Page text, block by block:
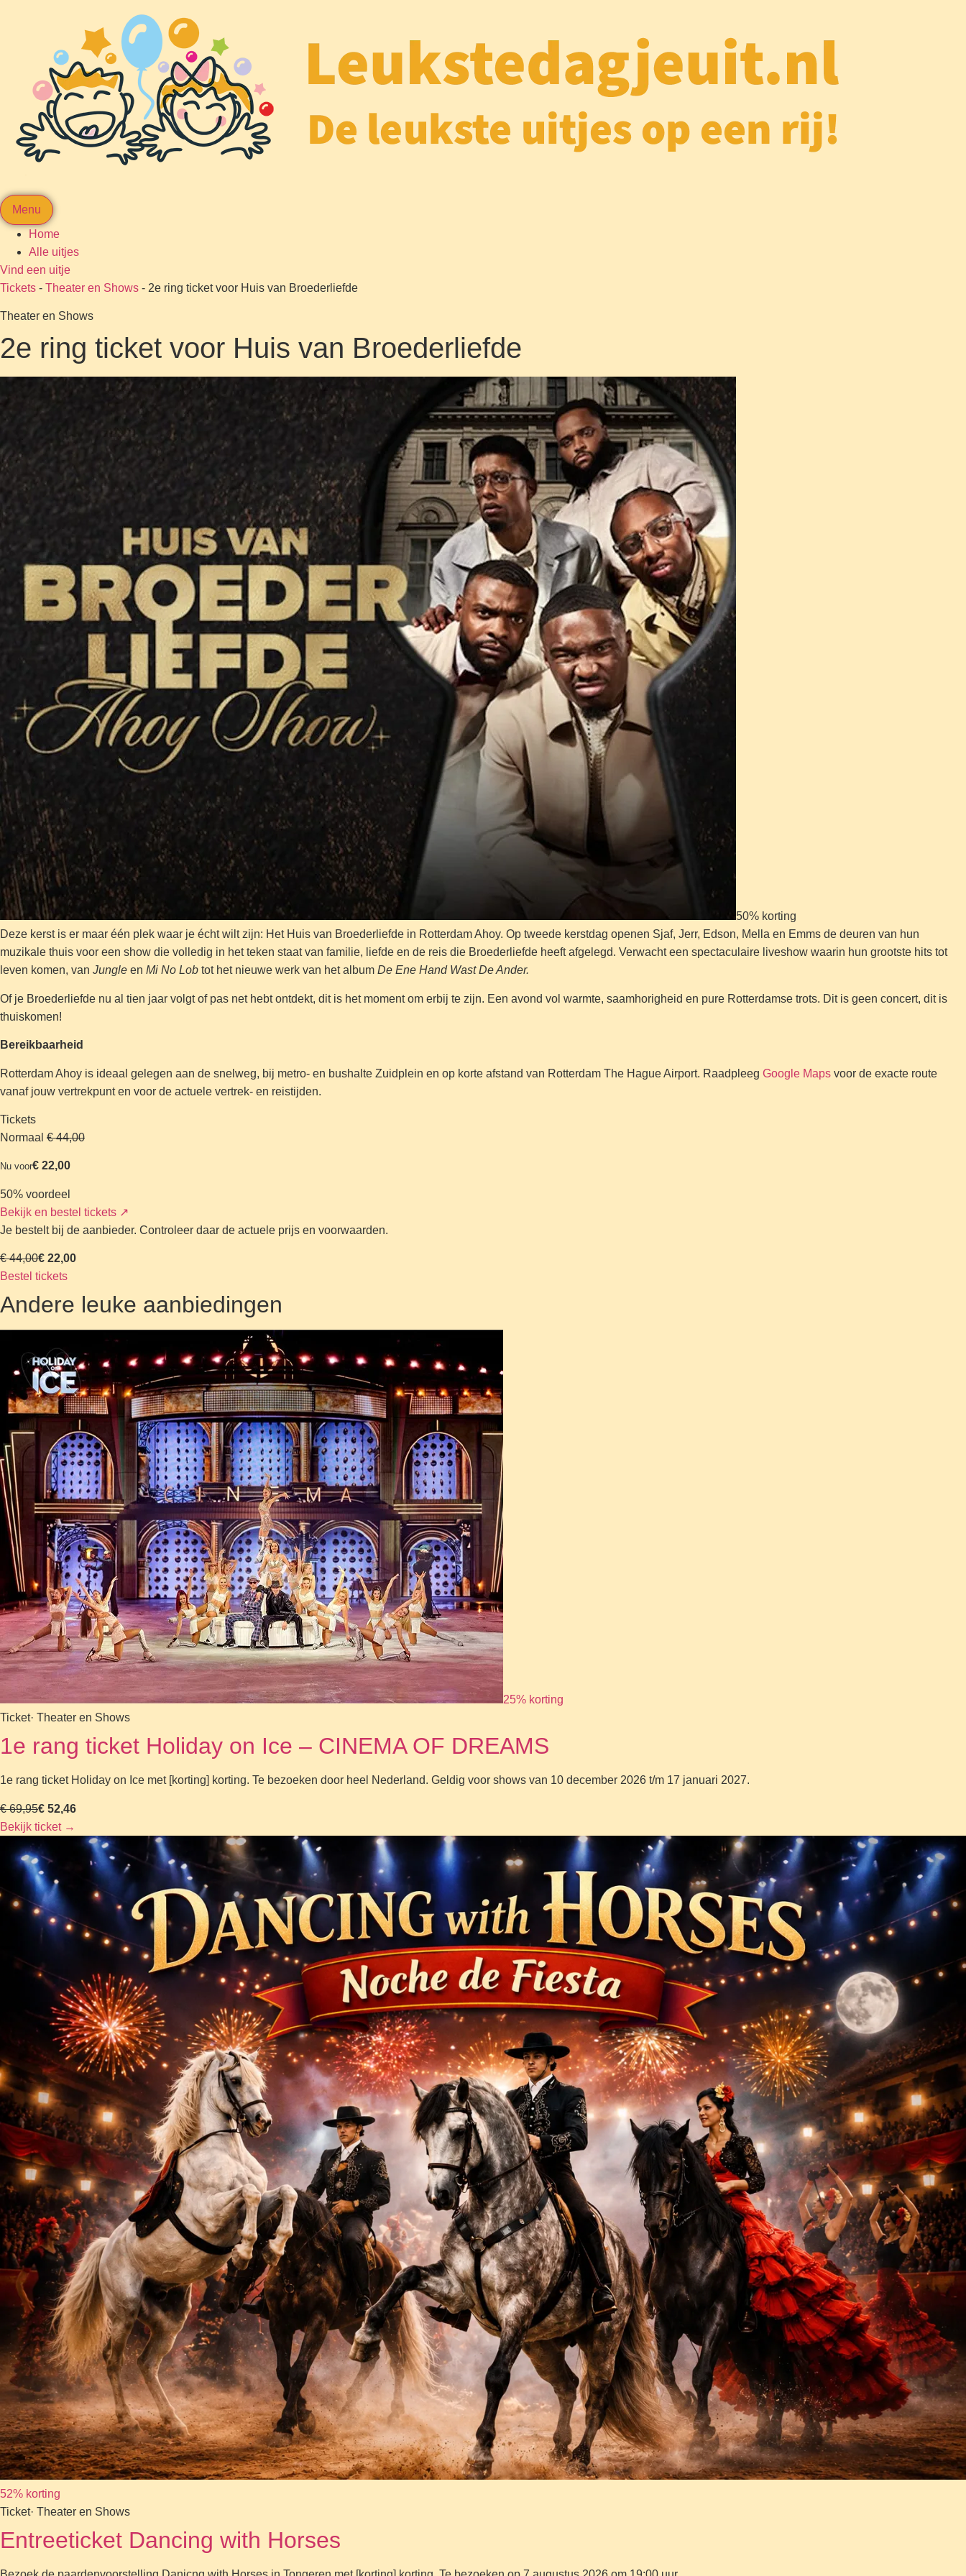
Menu
Home
Alle uitjes
Vind een uitje
Tickets - Theater en Shows - 2e ring ticket voor Huis van Broederliefde
Theater en Shows
2e ring ticket voor Huis van Broederliefde
50% korting
Deze kerst is er maar één plek waar je écht wilt zijn: Het Huis van Broederliefde in Rotterdam Ahoy. Op tweede kerstdag openen Sjaf, Jerr, Edson, Mella en Emms de deuren van hun
muzikale thuis voor een show die volledig in het teken staat van familie, liefde en de reis die Broederliefde heeft afgelegd. Verwacht een spectaculaire liveshow waarin hun grootste hits tot
leven komen, van Jungle en Mi No Lob tot het nieuwe werk van het album De Ene Hand Wast De Ander.
Of je Broederliefde nu al tien jaar volgt of pas net hebt ontdekt, dit is het moment om erbij te zijn. Een avond vol warmte, saamhorigheid en pure Rotterdamse trots. Dit is geen concert, dit is
thuiskomen!
Bereikbaarheid
Rotterdam Ahoy is ideaal gelegen aan de snelweg, bij metro- en bushalte Zuidplein en op korte afstand van Rotterdam The Hague Airport. Raadpleeg Google Maps voor de exacte route
vanaf jouw vertrekpunt en voor de actuele vertrek- en reistijden.
Tickets
Normaal € 44,00
Nu voor€ 22,00
50% voordeel
Bekijk en bestel tickets ↗
Je bestelt bij de aanbieder. Controleer daar de actuele prijs en voorwaarden.
€ 44,00€ 22,00
Bestel tickets
Andere leuke aanbiedingen
25% korting
Ticket· Theater en Shows
1e rang ticket Holiday on Ice – CINEMA OF DREAMS
1e rang ticket Holiday on Ice met [korting] korting. Te bezoeken door heel Nederland. Geldig voor shows van 10 december 2026 t/m 17 januari 2027.
€ 69,95€ 52,46
Bekijk ticket →
52% korting
Ticket· Theater en Shows
Entreeticket Dancing with Horses